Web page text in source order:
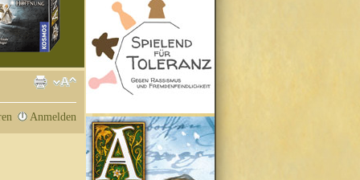
Anmelden